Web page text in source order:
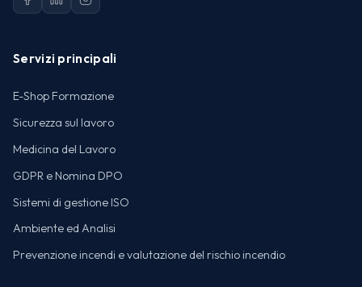
Servizi principali
E-Shop Formazione
Sicurezza sul lavoro
Medicina del Lavoro
GDPR e Nomina DPO
Sistemi di gestione ISO
Ambiente ed Analisi
Prevenzione incendi e valutazione del rischio incendio